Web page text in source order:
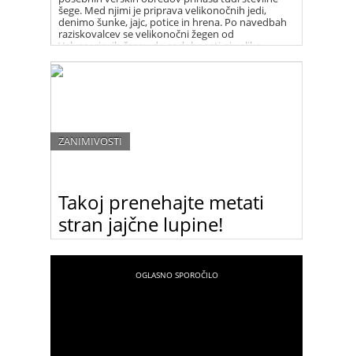
šege. Med njimi je priprava velikonočnih jedi,
denimo šunke, jajc, potice in hrena. Po navedbah
raziskovalcev se velikonočni žegen od
Valvasorjevih časov do sodobnosti ni veliko
Takoj prenehajte metati
stran jajčne lupine!
ZANIMIVOSTI